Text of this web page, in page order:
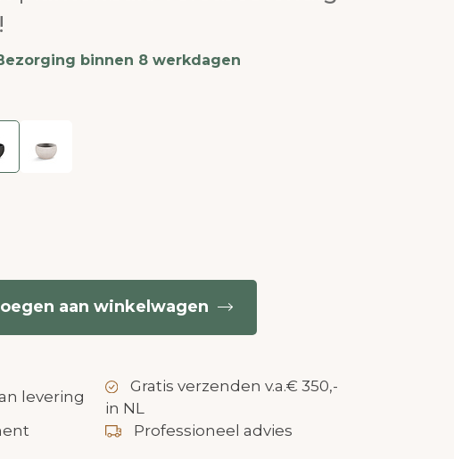
binnen 8 werkdagen
aan winkelwagen
levering
Gratis verzenden v.a.€ 350,-
in NL
Professioneel advies